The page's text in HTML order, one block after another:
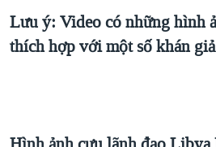
Lưu ý: Video có những hình
thích hợp với một số khán giả